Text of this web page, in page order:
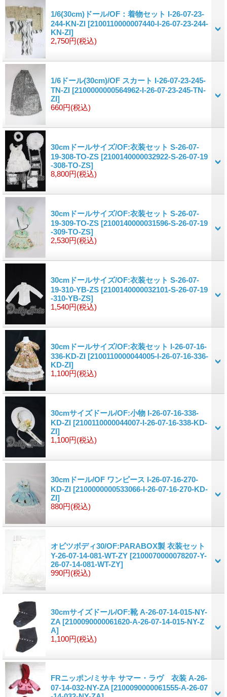
1/6(30cm)ドール/OF：着物セット I-26-07-23-
244-KN-ZI [2100110000007440-I-26-07-23-244-
KN-ZI]
2,750円(税込)
1/6ドール(30cm)/OF スカート I-26-07-23-245-
TN-ZI [2100000000564962-I-26-07-23-245-TN-
ZI]
660円(税込)
30cmドールサイズ/OF:衣装セット S-26-07-
19-308-TO-ZS [2100140000032922-S-26-07-19
-308-TO-ZS]
8,800円(税込)
30cmドールサイズ/OF:衣装セット S-26-07-
19-309-TO-ZS [2100140000031596-S-26-07-19
-309-TO-ZS]
2,530円(税込)
30cmドールサイズ/OF:衣装セット S-26-07-
19-310-YB-ZS [2100140000032101-S-26-07-19
-310-YB-ZS]
1,540円(税込)
30cmドールサイズ/OF:衣装セット I-26-07-16-
336-KD-ZI [2100110000044005-I-26-07-16-336-
KD-ZI]
1,100円(税込)
30cmサイズドール/OF:小物 I-26-07-16-338-
KD-ZI [2100110000044007-I-26-07-16-338-KD-
ZI]
1,100円(税込)
30cmドール/OF ワンピース I-26-07-16-270-
KD-ZI [2100000000533066-I-26-07-16-270-KD-
ZI]
880円(税込)
オビツボディ30/OF:PARABOX製 衣装セット
Y-26-07-14-081-WT-ZY [2100070000078207-Y-
26-07-14-081-WT-ZY]
990円(税込)
30cmサイズドール/OF:靴 A-26-07-14-015-NY-
ZA [2100090000061620-A-26-07-14-015-NY-Z
A]
1,100円(税込)
FRニッポン/ミサキ サマー・ラヴ 衣装 A-26-
07-14-032-NY-ZA [2100090000061555-A-26-07